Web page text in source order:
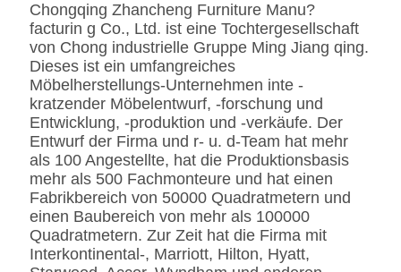
Gewebe
Leder-/echtes
Leder-/Microfiber-Leder-
CA117 Standard oder
BS5852 Standardire des
Gewebe-/PU beständig
SS
Edelstahl #201 #304 #316,
bürstete oder
Spiegeloberfläche.
Fingerprintless
Verarbeitung
Marmor
Natürliches ausgeführt,
Kunde-spezifizierten
Chongqing Zhancheng Furniture Manu?
facturin g Co., Ltd. ist eine Tochtergesellschaft
von Chong industrielle Gruppe Ming Jiang qing.
Dieses ist ein umfangreiches
Möbelherstellungs-Unternehmen inte -
kratzender Möbelentwurf, -forschung und
Entwicklung, -produktion und -verkäufe. Der
Entwurf der Firma und r- u. d-Team hat mehr
als 100 Angestellte, hat die Produktionsbasis
mehr als 500 Fachmonteure und hat einen
Fabrikbereich von 50000 Quadratmetern und
einen Baubereich von mehr als 100000
Quadratmetern. Zur Zeit hat die Firma mit
Interkontinental-, Marriott, Hilton, Hyatt,